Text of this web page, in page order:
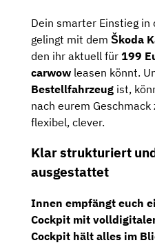
Dein smarter Einstieg in
gelingt mit dem Škoda
den ihr aktuell für 199
carwow leasen könnt.
Bestellfahrzeug ist,
nach eurem Geschmack
flexibel, clever.
Klar strukturiert
ausgestattet
Innen empfängt euch
Cockpit mit
Cockpit hält alles im